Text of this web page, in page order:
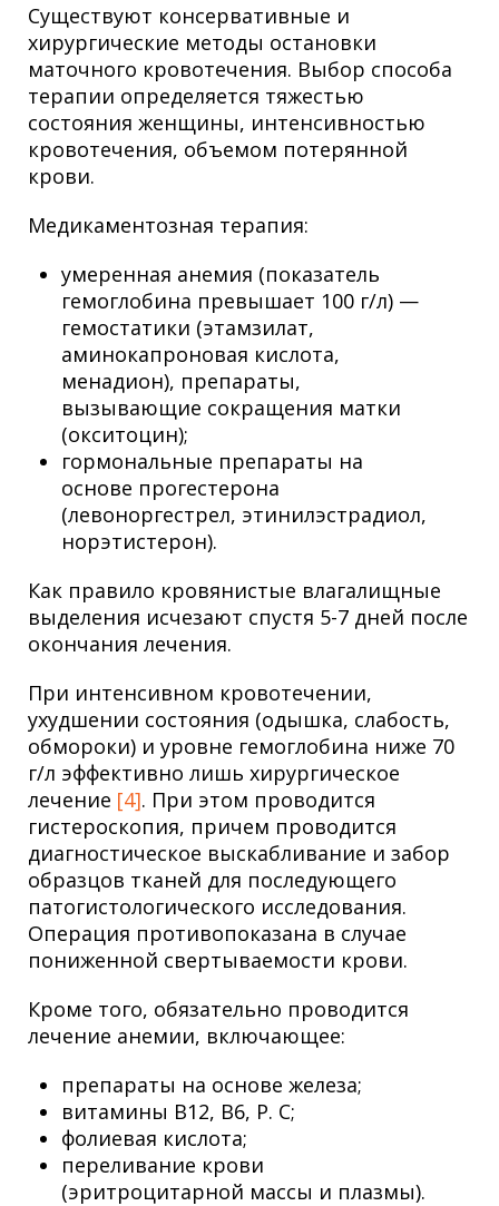
Существуют консервативные и
хирургические методы остановки
маточного кровотечения. Выбор способа
терапии определяется тяжестью
состояния женщины, интенсивностью
кровотечения, объемом потерянной
крови.
Медикаментозная терапия:
умеренная анемия (показатель
гемоглобина превышает 100 г/л) —
гемостатики (этамзилат,
аминокапроновая кислота,
менадион), препараты,
вызывающие сокращения матки
(окситоцин);
гормональные препараты на
основе прогестерона
(левоноргестрел, этинилэстрадиол,
норэтистерон).
Как правило кровянистые влагалищные
выделения исчезают спустя 5-7 дней после
окончания лечения.
При интенсивном кровотечении,
ухудшении состояния (одышка, слабость,
обмороки) и уровне гемоглобина ниже 70
г/л эффективно лишь хирургическое
лечение [4]. При этом проводится
гистероскопия, причем проводится
диагностическое выскабливание и забор
образцов тканей для последующего
патогистологического исследования.
Операция противопоказана в случае
пониженной свертываемости крови.
Кроме того, обязательно проводится
лечение анемии, включающее:
препараты на основе железа;
витамины В12, В6, Р. С;
фолиевая кислота;
переливание крови
(эритроцитарной массы и плазмы).